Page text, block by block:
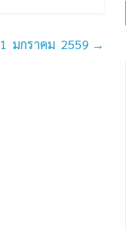
มกราคม 2559 →